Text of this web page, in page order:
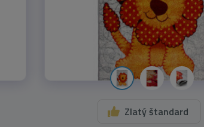
Zlatý štandard